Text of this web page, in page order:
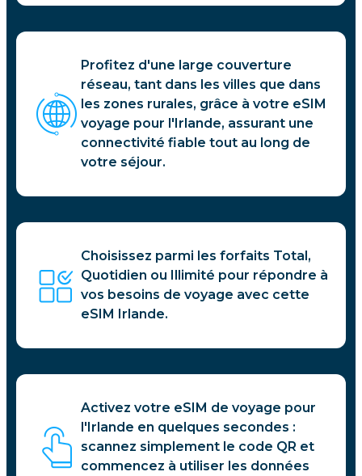
Profitez d'une large couverture
réseau, tant dans les villes que dans
les zones rurales, grâce à votre eSIM
voyage pour l'Irlande, assurant une
connectivité fiable tout au long de
votre séjour.
Choisissez parmi les forfaits Total,
Quotidien ou Illimité pour répondre à
vos besoins de voyage avec cette
eSIM Irlande.
Activez votre eSIM de voyage pour
l'Irlande en quelques secondes :
scannez simplement le code QR et
commencez à utiliser les données